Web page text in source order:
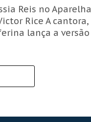
Reis no Aparelha
Rice A cantora,
lança a versão